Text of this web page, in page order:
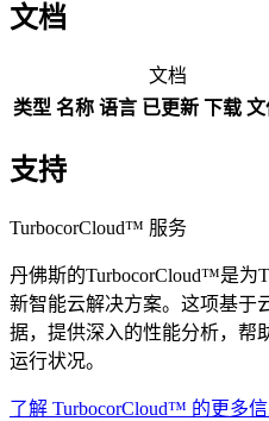
文档
文档
类型 名称 语言 已更新 下载 文
支持
TurbocorCloud™ 服务
丹佛斯的TurbocorCloud™是为
新智能云解决方案。这项基于
据，提供深入的性能分析，帮
运行状况。
了解 TurbocorCloud™ 的更多